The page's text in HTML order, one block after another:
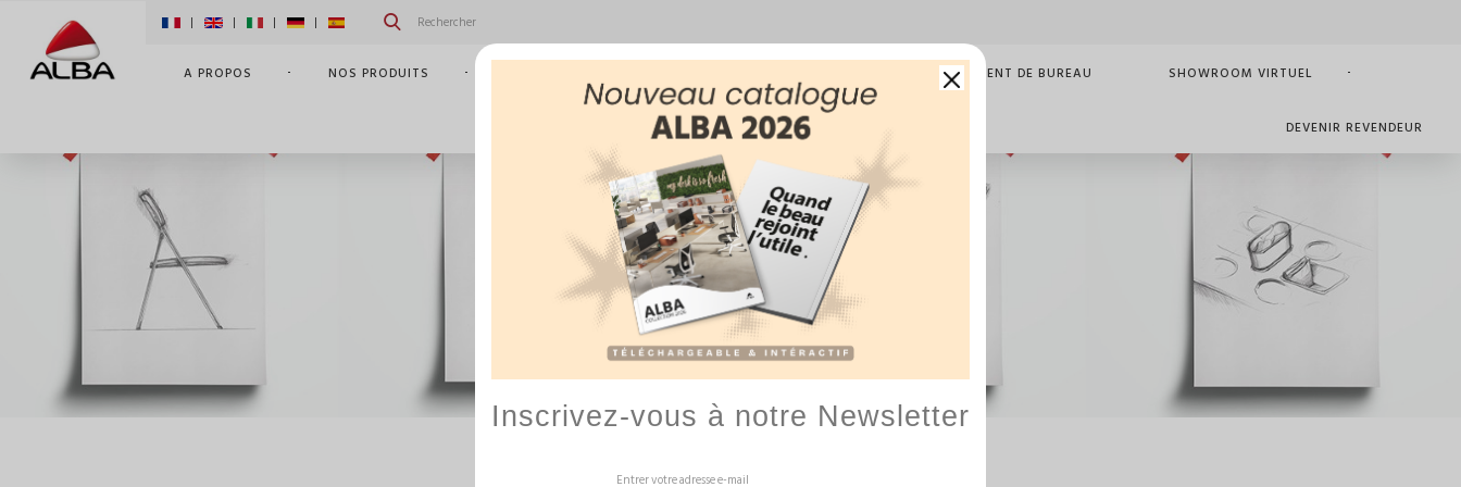
| | | |
A PROPOS NOS PRODUITS AMÉNAGEMENT DE BUREAU SHOWROOM VIRTUEL
DEVENIR REVENDEUR
NOTRE DESIGNER
Inscrivez-vous à notre Newsletter